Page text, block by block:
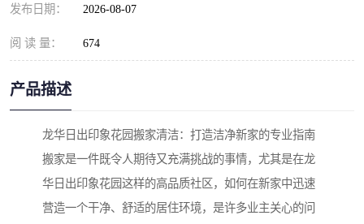
发布日期： 2026-08-07
阅 读 量： 674
产品描述
龙华日出印象花园搬家清洁：打造洁净新家的专业指南
搬家是一件既令人期待又充满挑战的事情，尤其是在龙
华日出印象花园这样的高品质社区，如何在新家中迅速
营造一个干净、舒适的居住环境，是许多业主关心的问